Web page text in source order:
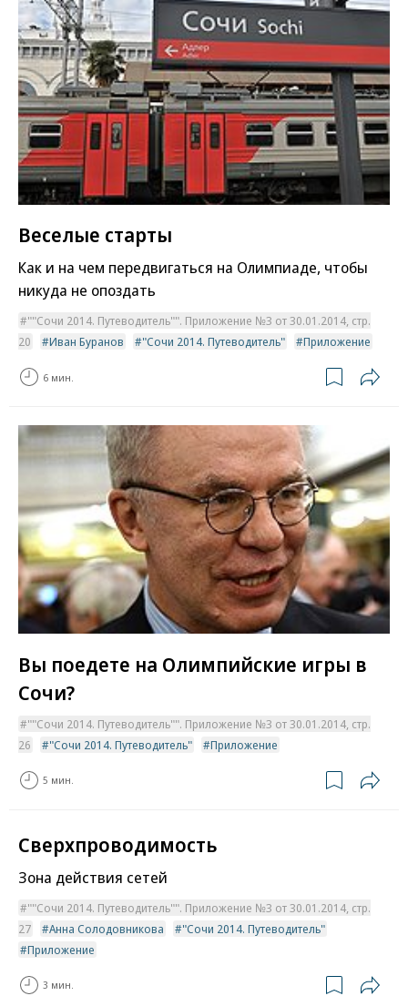
Веселые старты
Как и на чем передвигаться на Олимпиаде, чтобы
никуда не опоздать
""Сочи 2014. Путеводитель"". Приложение №3 от 30.01.2014, стр.
20
Иван Буранов "Сочи 2014. Путеводитель" Приложение
6 мин.
Вы поедете на Олимпийские игры в
Сочи?
""Сочи 2014. Путеводитель"". Приложение №3 от 30.01.2014, стр.
26
"Сочи 2014. Путеводитель" Приложение
5 мин.
Сверхпроводимость
Зона действия сетей
""Сочи 2014. Путеводитель"". Приложение №3 от 30.01.2014, стр.
27
Анна Солодовникова
"Сочи 2014. Путеводитель"
Приложение
3 мин.